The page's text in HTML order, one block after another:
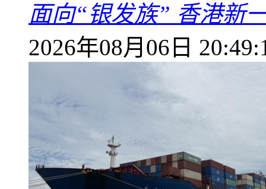
面向“银发族” 香港新
2026年08月06日